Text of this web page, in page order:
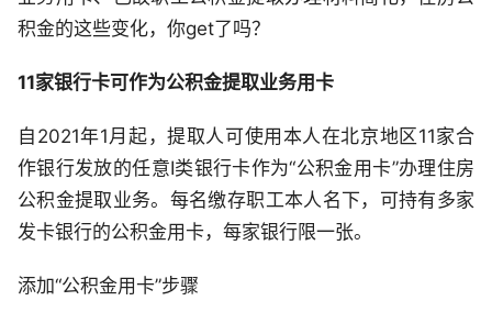
积金的这些变化，你get了吗？
11家银行卡可作为公积金提取业务用卡
自2021年1月起，提取人可使用本人在北京地区11家合
作银行发放的任意Ⅰ类银行卡作为“公积金用卡”办理住房
公积金提取业务。每名缴存职工本人名下，可持有多家
发卡银行的公积金用卡，每家银行限一张。
添加“公积金用卡”步骤